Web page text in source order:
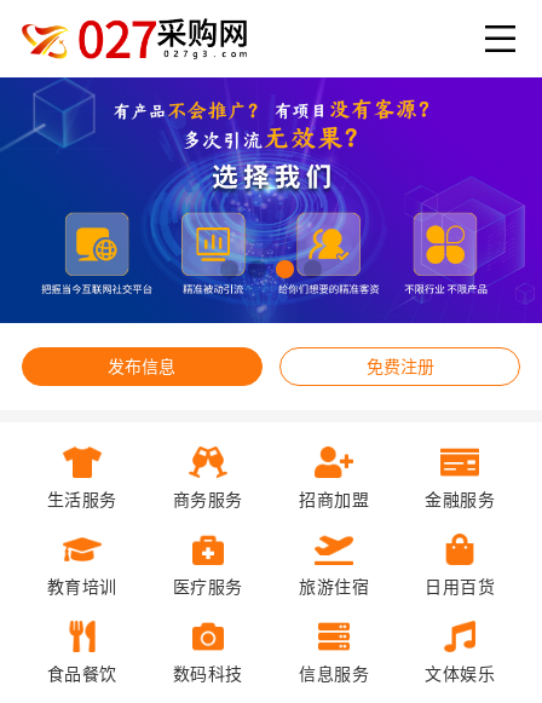
发布信息 免费注册
生活服务 商务服务 招商加盟 金融服务
教育培训 医疗服务 旅游住宿 日用百货
食品餐饮 数码科技 信息服务 文体娱乐